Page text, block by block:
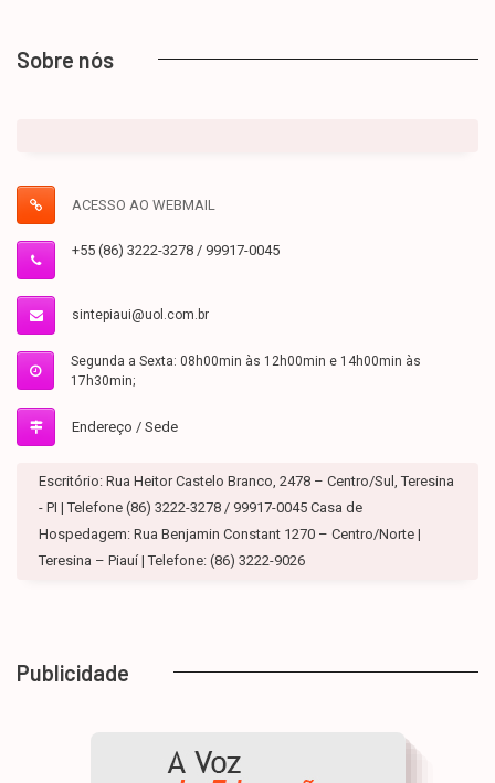
Sobre nós
ACESSO AO WEBMAIL
+55 (86) 3222-3278 / 99917-0045
sintepiaui@uol.com.br
Segunda a Sexta: 08h00min às 12h00min e 14h00min às
17h30min;
Endereço / Sede
Escritório: Rua Heitor Castelo Branco, 2478 – Centro/Sul, Teresina
- PI | Telefone (86) 3222-3278 / 99917-0045 Casa de
Hospedagem: Rua Benjamin Constant 1270 – Centro/Norte |
Teresina – Piauí | Telefone: (86) 3222-9026
Publicidade